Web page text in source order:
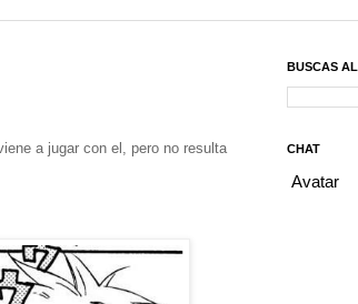
a jugar con el, pero no resulta
BUSCAS
CHAT